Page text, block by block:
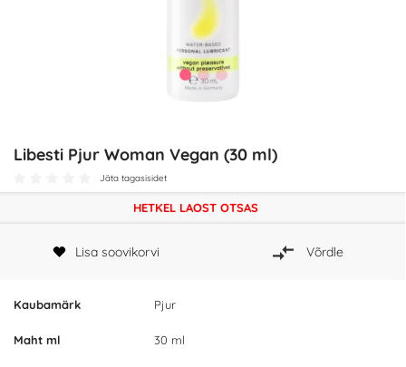
Libesti Pjur Woman Vegan (30 ml)
Jäta tagasisidet
Kaubamärk Pjur
Maht ml 30 ml
HETKEL LAOST OTSAS
Lisa soovikorvi Võrdle